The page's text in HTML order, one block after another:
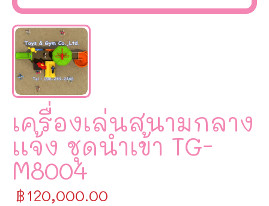
เครื่องเล่นสนามกลาง
เเจ้ง ชุดนำเข้า TG-
M8004
฿120,000.00